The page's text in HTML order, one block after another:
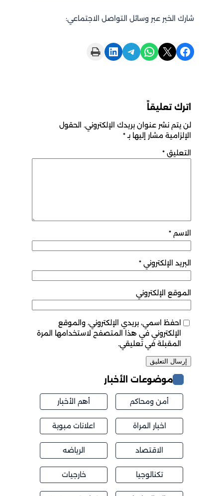
شارك الخبر عبر وسائل التواصل الاجتماعي:
Share on Facebook
Share on X
Share on WhatsApp
Share on Telegram
Share on LinkedIn
Print this Page
اترك تعليقاً
لن يتم نشر عنوان بريدك الإلكتروني. الحقول
الإلزامية مشار إليها بـ*
التعليق *
الاسم *
البريد الإلكتروني *
الموقع الإلكتروني
احفظ اسمي، بريدي الإلكتروني، والموقع
الإلكتروني في هذا المتصفح لاستخدامها المرة
المقبلة في تعليقي.
موضوعات الأخبار
أمن ومحاكم أهم الأخبار
اخبار المراة اعلانات مبوبة
الاقتصاد الرياضه
تكنالوجيا خارجيات